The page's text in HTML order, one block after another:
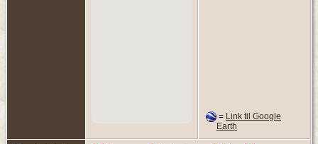
= Link til Google
Earth